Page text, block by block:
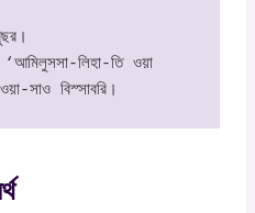
লিহা-তি ওয়া
সাও বিস্সাবরি।